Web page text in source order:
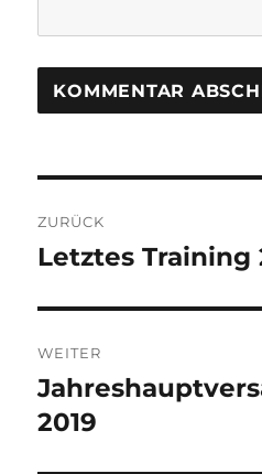
ZURÜCK
Vorheriger
Letztes Training
WEITER
Nächster
Beitrag:
2019